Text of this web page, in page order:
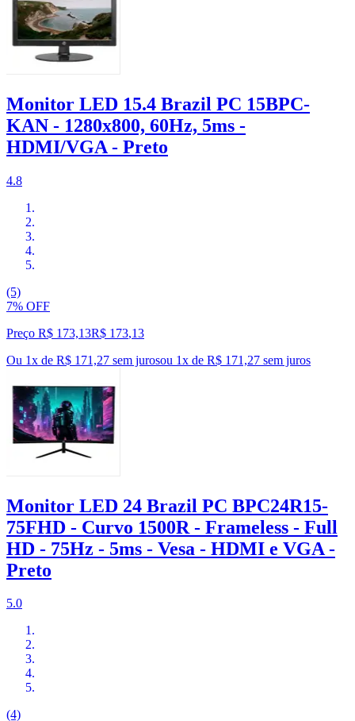
Monitor LED 15.4 Brazil PC 15BPC-
KAN - 1280x800, 60Hz, 5ms -
HDMI/VGA - Preto
4.8
(5)
7% OFF
Preço R$ 173,13R$ 173,13
Ou 1x de R$ 171,27 sem jurosou 1x de R$ 171,27 sem juros
Monitor LED 24 Brazil PC BPC24R15-
75FHD - Curvo 1500R - Frameless - Full
HD - 75Hz - 5ms - Vesa - HDMI e VGA -
Preto
5.0
(4)